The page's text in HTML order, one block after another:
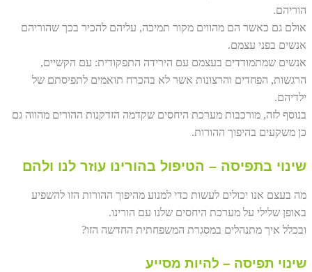
הוריהם.
אולם גם כאשר הם מהווים מקור תמיכה, עליהם להכיר בכך שהוריהם
אנשים בפני עצמם.
אנשים שמתמודדים בעצמם עם הירידה התפקודית: עם הקשיים,
הרגשות, הפחדים והרצונות אשר לא בהכרח תואמים לתפיסתם של
ילדיהם.
בנוסף לזה, מורכבות מערכת היחסים שקדמה הזדקנות ההורים מהווה גם
כן משקעים בהיפוך ההורות.
שינוי בתפיסה – הטיפול בהורינו עוזר לנו ולהם
מה בעצם אנו יכולים לעשות כדי למנוע מהיפוך ההורות הזו להשפיע
באופן שלילי על מערכת היחסים שלנו עם הורינו.
ובכלל איך מתנהלים במסגרת המשפחתית החדשה הזו?
שינוי תפיסה – להיות מסייע